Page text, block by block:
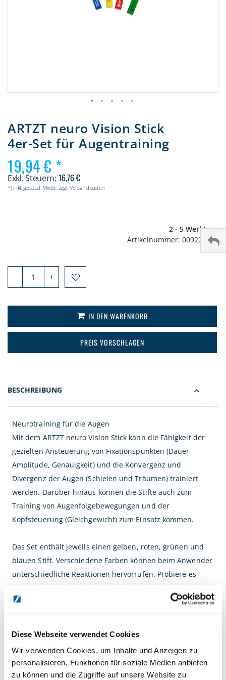
Diese Webseite verwendet Cookies
Wir verwenden Cookies, um Inhalte und Anzeigen zu
personalisieren, Funktionen für soziale Medien anbieten
zu können und die Zugriffe auf unsere Website zu
Anfang
der
Bildergalerie
springen
ARTZT neuro Vision Stick
4er-Set für Augentraining
19,94 €
16,76 €
*) inkl. gesetzl. MwSt. zzgl. Versandkosten
2 - 5 Werktage
Artikelnummer 009220002
IN DEN WARENKORB
PREIS VORSCHLAGEN
BESCHREIBUNG
Neurotraining für die Augen
Mit dem ARTZT neuro Vision Stick kann die Fähigkeit der
gezielten Ansteuerung von Fixationspunkten (Dauer,
Amplitude, Genauigkeit) und die Konvergenz und
Divergenz der Augen (Schielen und Träumen) trainiert
werden. Darüber hinaus können die Stifte auch zum
Training von Augenfolgebewegungen und der
Kopfsteuerung (Gleichgewicht) zum Einsatz kommen.
Das Set enthält jeweils einen gelben, roten, grünen und
blauen Stift. Verschiedene Farben können beim Anwender
unterschiedliche Reaktionen hervorrufen. Probiere es
einfach aus! Jeder Stift verfügt außerdem über zwei Seiten
mit jeweils unterschiedlich großen Buchstaben. So können
Augenübungen in zwei verschiedenen
Entspricht der Norm der Spielzeugsicherheit DIN EN 71 (1-
3)